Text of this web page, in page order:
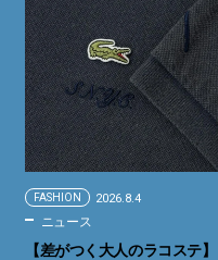
FASHION 2026.8.4
ニュース
【差がつく大人のラコステ】